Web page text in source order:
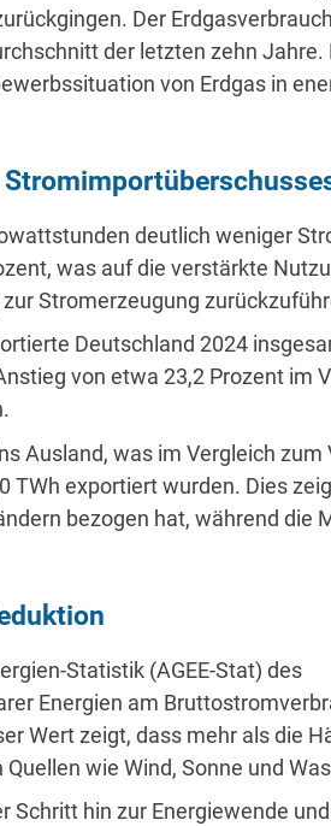
Der
der letzten zehn Jahre.
von Erdgas in
deutlich weniger
was auf die verstärkte
Stromerzeugung
Deutschland 2024
von etwa 23,2 Prozent im
Ausland, was im Vergleich zum
TWh exportiert wurden. Dies
bezogen hat, während die
Statistik (AGEE-Stat) des
Energien am
Wert zeigt, dass mehr als die
wie Wind, Sonne und
Schritt hin zur Energiewende